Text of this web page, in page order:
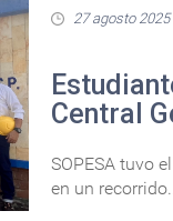
27 agosto
Central
SOPESA tuvo
en un